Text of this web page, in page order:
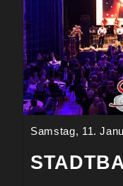
Samstag, 11.